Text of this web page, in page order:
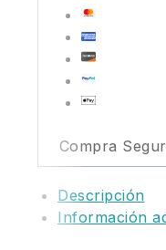
Compra
Descripción
Información